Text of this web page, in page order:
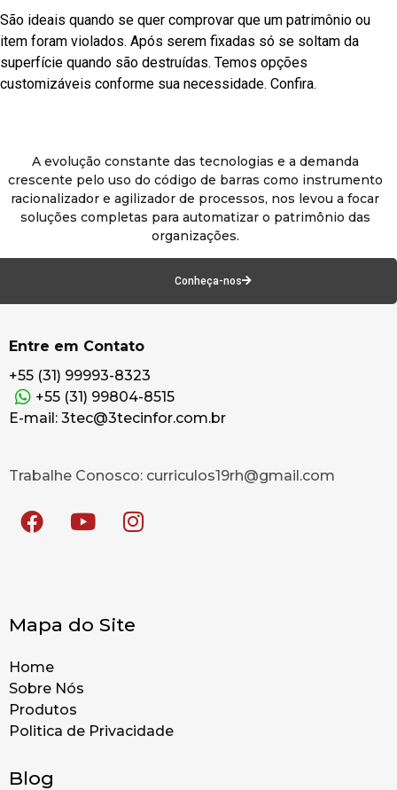
São ideais quando se quer comprovar que um patrimônio ou
item foram violados. Após serem fixadas só se soltam da
superfície quando são destruídas. Temos opções
customizáveis conforme sua necessidade. Confira.
A evolução constante das tecnologias e a demanda
crescente pelo uso do código de barras como instrumento
racionalizador e agilizador de processos, nos levou a focar
soluções completas para automatizar o patrimônio das
organizações.
Conheça-nos
Entre em Contato
+55 (31) 99993-8323
+55 (31) 99804-8515
E-mail: 3tec@3tecinfor.com.br
Trabalhe Conosco: curriculos19rh@gmail.com
Mapa do Site
Home
Sobre Nós
Produtos
Politica de Privacidade
Blog